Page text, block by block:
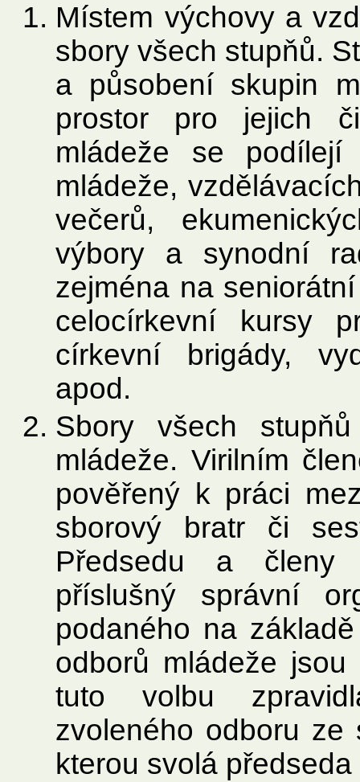
Místem výchovy a
sbory všech stupňů.
a působení skupin
prostor pro jejich
mládeže se
mládeže,
večerů,
výbory a synodní
zejména na
celocírkevní kursy
církevní brigády,
apod.
Sbory všech
mládeže. Virilním
pověřený k práci
sborový bratr či
Předsedu a členy
příslušný správní
podaného na
odborů mládeže
tuto volbu
zvoleného odboru
kterou svolá